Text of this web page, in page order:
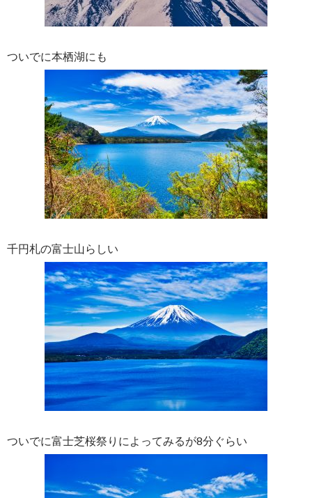
ついでに本栖湖にも
千円札の富士山らしい
ついでに富士芝桜祭りによってみるが8分ぐらい